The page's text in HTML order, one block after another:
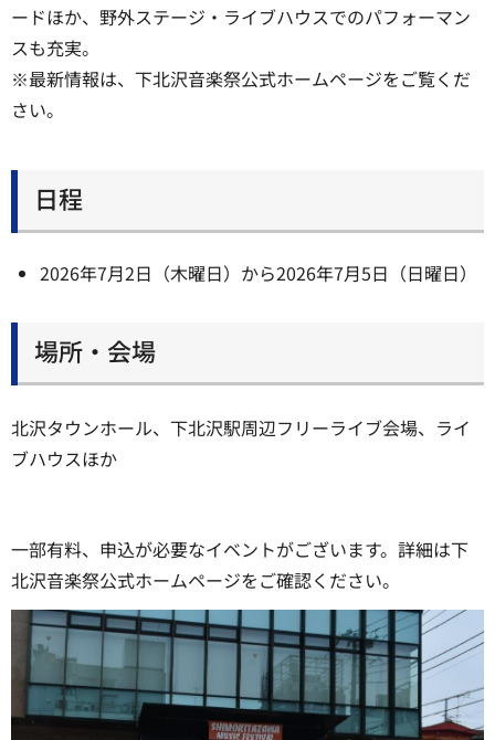
ードほか、野外ステージ・ライブハウスでのパフォーマン
スも充実。
※最新情報は、下北沢音楽祭公式ホームページをご覧くだ
さい。
日程
2026年7月2日（木曜日）から2026年7月5日（日曜日）
場所・会場
北沢タウンホール、下北沢駅周辺フリーライブ会場、ライ
ブハウスほか
一部有料、申込が必要なイベントがございます。詳細は下
北沢音楽祭公式ホームページをご確認ください。